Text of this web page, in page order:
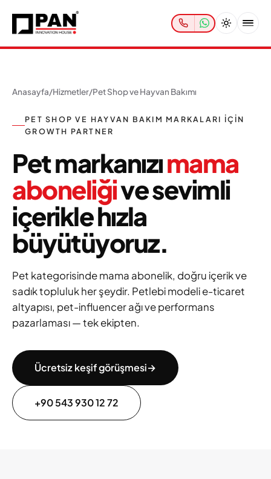
Anasayfa/Hizmetler/Pet Shop ve Hayvan Bakımı
PET SHOP VE HAYVAN BAKIM MARKALARI IÇIN
GROWTH PARTNER
Pet markanızımama
aboneliğive sevimli
içerikle hızla
büyütüyoruz.
Pet kategorisinde mama abonelik, doğru içerik ve
sadık topluluk her şeydir. Petlebi modeli e-ticaret
altyapısı, pet-influencer ağı ve performans
pazarlaması — tek ekipten.
Ücretsiz keşif görüşmesi→
+90 543 930 12 72